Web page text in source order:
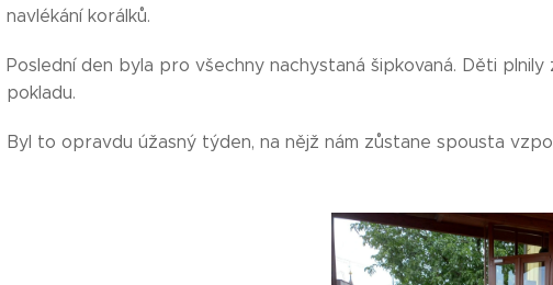
navlékání korálků.
Poslední den byla pro všechny nachystaná šipkovaná. Děti
pokladu.
Byl to opravdu úžasný týden, na nějž nám zůstane spousta